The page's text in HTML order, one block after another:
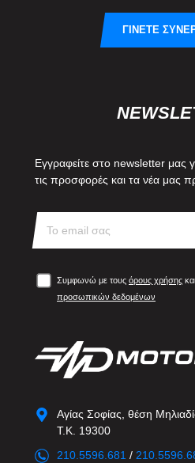
ΓΙΝΕΤΕ
Εγγραφείτε στο newsletter μας
τις προσφορές και τα νέα μας
Συμφωνώ με τους όρους χρήσης
προσωπικών δεδομένων
Αγίας Σοφίας, θέση
Τ.Κ. 19300
210.5596.681 /